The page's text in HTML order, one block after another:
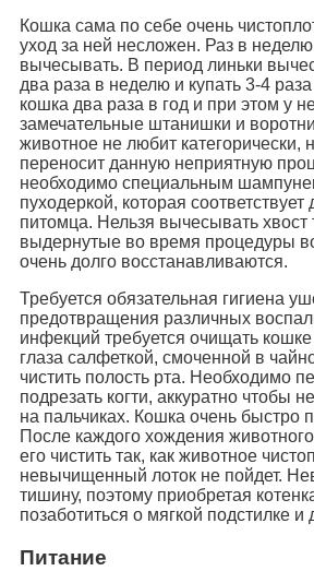
Кошка сама по себе очень
уход за ней несложен. Раз в
вычесывать. В период линьки
два раза в неделю и купать 3-4
кошка два раза в год и при этом у
замечательные штанишки и
животное не любит категорически,
переносит данную неприятную
необходимо специальным
пуходеркой, которая
питомца. Нельзя вычесывать хвост
выдернутые во время процедуры
очень долго восстанавливаются.
Требуется обязательная гигиена
предотвращения различных
инфекций требуется очищать
глаза салфеткой, смоченной в
чистить полость рта. Необходимо
подрезать когти, аккуратно чтобы
на пальчиках. Кошка очень быстро
После каждого хождения
его чистить так, как животное
невычищенный лоток не пойдет.
тишину, поэтому приобретая
позаботиться о мягкой подстилке и
Питание